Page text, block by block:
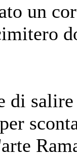
un
di